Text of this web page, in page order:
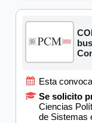
Esta
Se solicito
Ciencias
de Sistemas